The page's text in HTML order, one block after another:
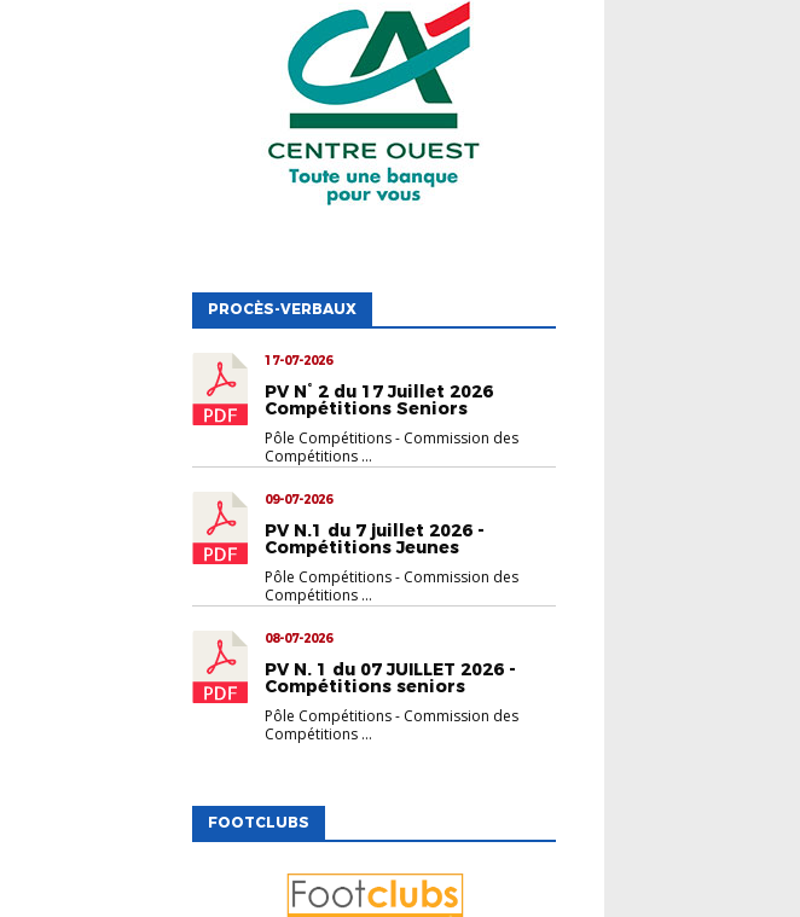
PROCÈS-VERBAUX
17-07-2026
PV N° 2 du 17 Juillet 2026
Compétitions Seniors
Pôle Compétitions- Commission des
Compétitions ...
09-07-2026
PV N.1 du 7 juillet 2026 -
Compétitions Jeunes
Pôle Compétitions- Commission des
Compétitions ...
08-07-2026
PV N. 1 du 07 JUILLET 2026 -
Compétitions seniors
Pôle Compétitions- Commission des
Compétitions ...
FOOTCLUBS